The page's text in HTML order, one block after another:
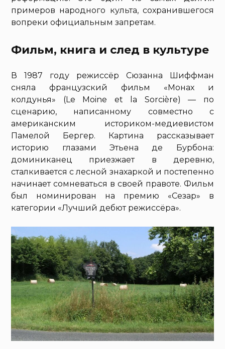
примеров народного культа, сохранившегося
вопреки официальным запретам.
Фильм, книга и след в культуре
В 1987 году режиссёр Сюзанна Шиффман
сняла французский фильм «Монах и
колдунья» (Le Moine et la Sorcière) — по
сценарию, написанному совместно с
американским историком-медиевистом
Памелой Бергер. Картина рассказывает
историю глазами Этьена де Бурбона:
доминиканец приезжает в деревню,
сталкивается с лесной знахаркой и постепенно
начинает сомневаться в своей правоте. Фильм
был номинирован на премию «Сезар» в
категории «Лучший дебют режиссёра».